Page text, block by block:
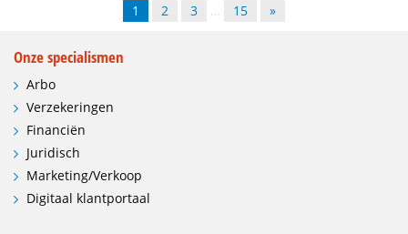
1 2 3 … 15 »
Onze specialismen
Arbo
Verzekeringen
Financiën
Juridisch
Marketing/Verkoop
Digitaal klantportaal